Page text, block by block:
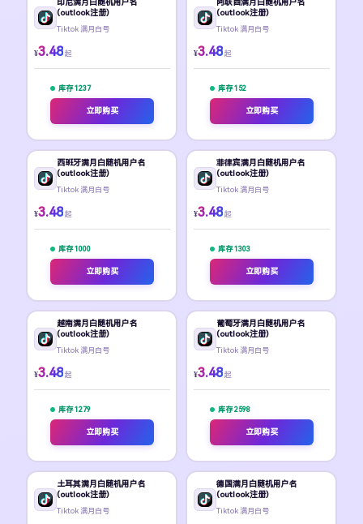
(outlook注册)
Tiktok 满月白号
¥3.48 起
库存 1237
立即购买
(outlook注册)
Tiktok 满月白号
¥3.48 起
库存 152
立即购买
西班牙满月白随机用户名
(outlook注册)
Tiktok 满月白号
¥3.48 起
库存 1000
立即购买
菲律宾满月白随机用户名
(outlook注册)
Tiktok 满月白号
¥3.48 起
库存 1303
立即购买
越南满月白随机用户名
(outlook注册)
Tiktok 满月白号
¥3.48 起
库存 1279
立即购买
葡萄牙满月白随机用户名
(outlook注册)
Tiktok 满月白号
¥3.48 起
库存 2598
立即购买
土耳其满月白随机用户名
(outlook注册)
Tiktok 满月白号
德国满月白随机用户名
(outlook注册)
Tiktok 满月白号